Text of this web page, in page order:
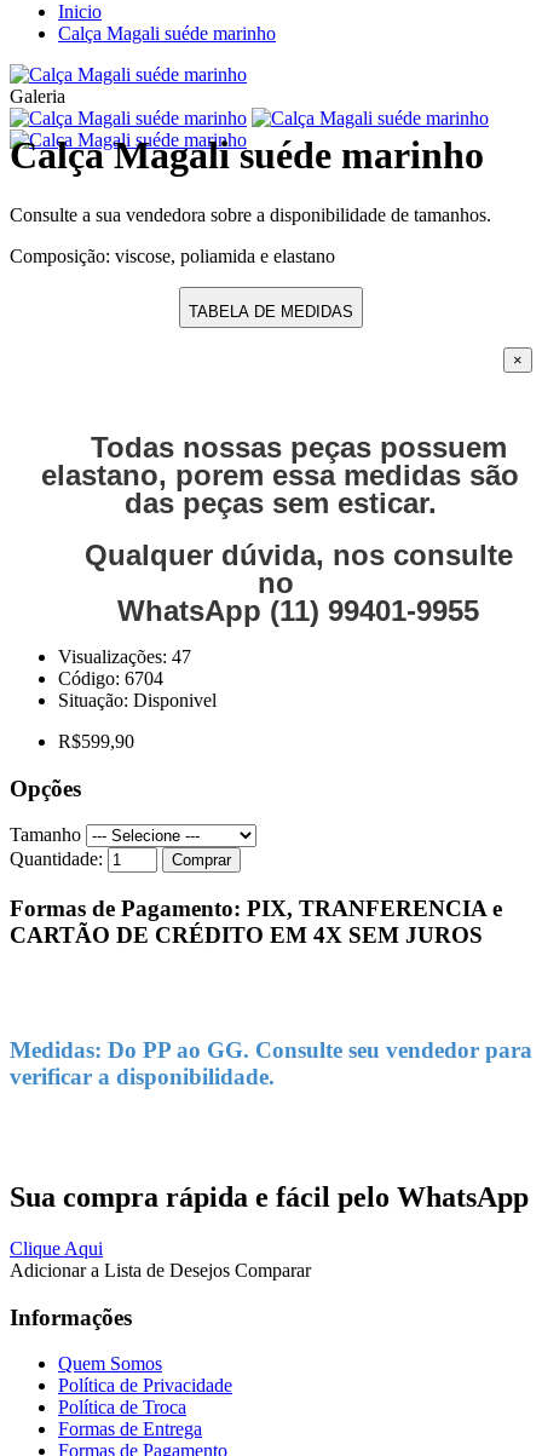
Inicio
Calça Magali suéde marinho
Galeria
Calça Magali suéde marinho
Consulte a sua vendedora sobre a disponibilidade de tamanhos.
Composição: viscose, poliamida e elastano
TABELA DE MEDIDAS
×
Todas nossas peças possuem
elastano, porem essa medidas são
das peças sem esticar.
Qualquer dúvida, nos consulte
no
WhatsApp (11) 99401-9955
Visualizações: 47
Código: 6704
Situação: Disponivel
R$599,90
Opções
Tamanho
Quantidade:
Comprar
Formas de Pagamento: PIX, TRANFERENCIA e
CARTÃO DE CRÉDITO EM 4X SEM JUROS
Medidas: Do PP ao GG. Consulte seu vendedor para
verificar a disponibilidade.
Sua compra rápida e fácil pelo WhatsApp
Clique Aqui
Adicionar a Lista de Desejos Comparar
Informações
Quem Somos
Política de Privacidade
Política de Troca
Formas de Entrega
Formas de Pagamento